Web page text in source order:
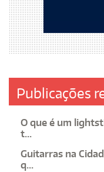
Publicações
O que é um
t...
Guitarras na
q...